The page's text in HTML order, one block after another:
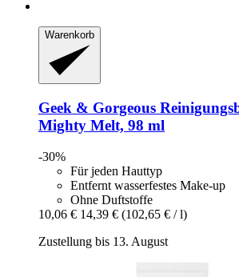
Warenkorb
Geek & Gorgeous
Mighty Melt, 98 ml
-30%
Für jeden Hauttyp
Entfernt wasserfestes Make-up
Ohne Duftstoffe
10,06 € 14,39 € (102,65 € / l)
Zustellung bis 13. August